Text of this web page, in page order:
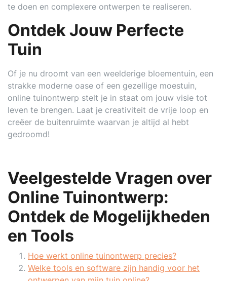
te doen en complexere ontwerpen te realiseren.
Ontdek Jouw Perfecte
Tuin
Of je nu droomt van een weelderige bloementuin, een
strakke moderne oase of een gezellige moestuin,
online tuinontwerp stelt je in staat om jouw visie tot
leven te brengen. Laat je creativiteit de vrije loop en
creëer de buitenruimte waarvan je altijd al hebt
gedroomd!
Veelgestelde Vragen over
Online Tuinontwerp:
Ontdek de Mogelijkheden
en Tools
Hoe werkt online tuinontwerp precies?
Welke tools en software zijn handig voor het